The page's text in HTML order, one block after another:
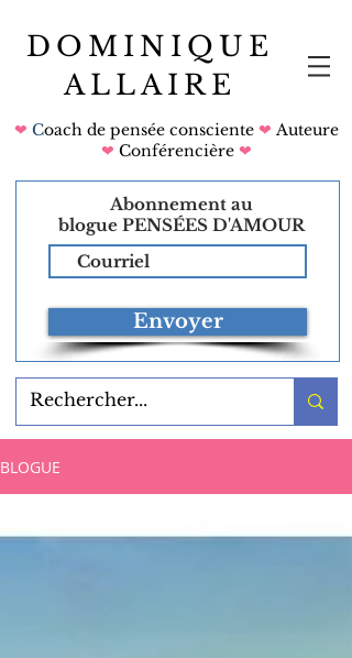
DOMINIQUE
ALLAIRE
❤ Coach de pensée consciente ❤ Auteure
❤ Conférencière ❤
Abonnement au
blogue PENSÉES D'AMOUR
Envoyer
BLOGUE